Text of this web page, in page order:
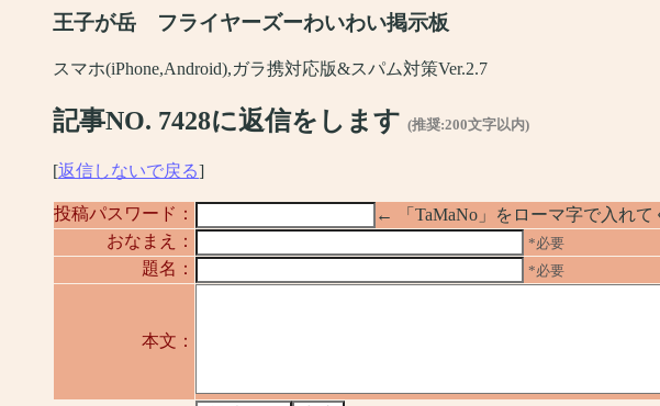
王子が岳 フライヤーズーわいわい掲示板
スマホ(iPhone,Android),ガラ携対応版&スパム対策Ver.2.7
記事NO. 7428に返信をします (推奨:200文字以内)
[返信しないで戻る]
投稿パスワード：
← 「TaMaNo」をローマ字で入れて
おなまえ：
*必要
題名： *必要
本文：